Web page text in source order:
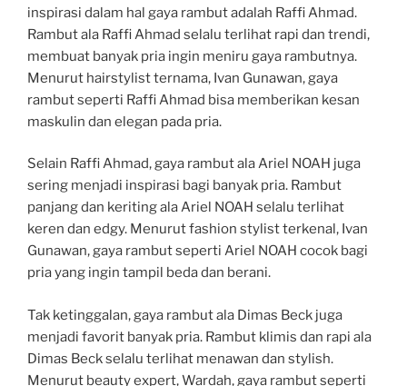
inspirasi dalam hal gaya rambut adalah Raffi Ahmad.
Rambut ala Raffi Ahmad selalu terlihat rapi dan trendi,
membuat banyak pria ingin meniru gaya rambutnya.
Menurut hairstylist ternama, Ivan Gunawan, gaya
rambut seperti Raffi Ahmad bisa memberikan kesan
maskulin dan elegan pada pria.
Selain Raffi Ahmad, gaya rambut ala Ariel NOAH juga
sering menjadi inspirasi bagi banyak pria. Rambut
panjang dan keriting ala Ariel NOAH selalu terlihat
keren dan edgy. Menurut fashion stylist terkenal, Ivan
Gunawan, gaya rambut seperti Ariel NOAH cocok bagi
pria yang ingin tampil beda dan berani.
Tak ketinggalan, gaya rambut ala Dimas Beck juga
menjadi favorit banyak pria. Rambut klimis dan rapi ala
Dimas Beck selalu terlihat menawan dan stylish.
Menurut beauty expert, Wardah, gaya rambut seperti